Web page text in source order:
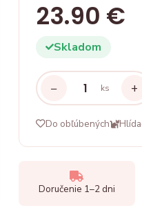
23.90 €
Skladom
− ks +
Do obľúbených
Doručenie 1–2 dni